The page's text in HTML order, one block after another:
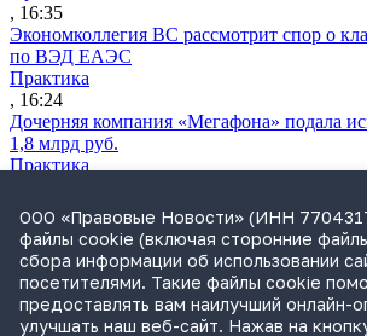
, 16:35
Экономколлегия ВС рассмотрит спор о
по ВЭД ЕАЭС
Практика
, 16:24
Дочерняя компания «Мегафона» подала
1,8 млрд руб.
Практика
СИП проверит отмену патента на систему
устройствами после возражений
Практика
, 15:17
Суды 10 стран рассматривают иски
Google о возврате дивидендов
ООО «Правовые Новости» (ИНН
файлы cookie (включая сторонние
сбора информации об использовании
посетителями. Такие файлы cookie
предоставлять вам наилучший онлайн-
улучшать наш веб-сайт. Нажав на